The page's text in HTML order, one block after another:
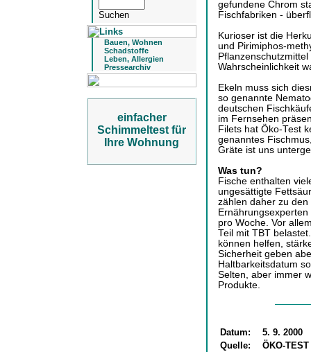
Bauen, Wohnen
Schadstoffe
Leben, Allergien
Pressearchiv
einfacher
Schimmeltest für
Ihre Wohnung
gefundene Chrom
Fischfabriken -
Kurioser ist die
und Pirimiphos-
Wahrscheinlichkeit
Ekeln muss sich
so genannte
deutschen
im Fernsehen
Filets hat Öko-Test
genanntes
Gräte ist uns
Was tun?
Fische enthalten
ungesättigte
zählen daher zu
pro Woche. Vor
Teil mit TBT
können helfen,
Sicherheit geben
Haltbarkeitsdatum
Selten, aber immer
Produkte.
Datum:
5. 9. 2000
Quelle:
ÖKO-TEST